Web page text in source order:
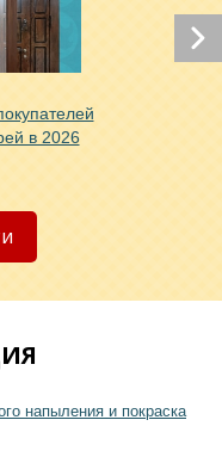
в 2026
напыления и покраска